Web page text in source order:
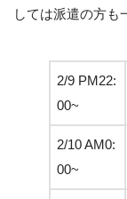
しては派遣の方も
2/9 PM22:
00~
2/10 AM0:
00~